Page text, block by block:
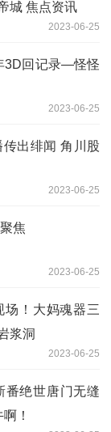
城 焦点资讯
2023-06-25
3D回记录—怪怪
2023-06-25
出绯闻 角川股
2023-06-25
焦
2023-06-25
场！大妈魂器三
浆洞
2023-06-25
番绝世唐门无缝
！